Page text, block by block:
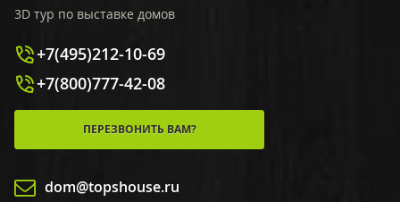
3D тур по выставке домов
+7(495)212-10-69
+7(800)777-42-08
ПЕРЕЗВОНИТЬ ВАМ?
dom@topshouse.ru